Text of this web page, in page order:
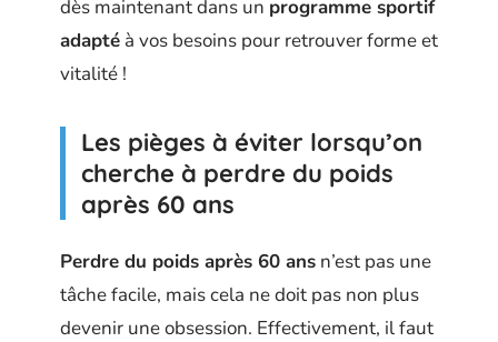
dès maintenant dans un programme sportif
adapté à vos besoins pour retrouver forme et
vitalité !
Les pièges à éviter lorsqu’on
cherche à perdre du poids
après 60 ans
Perdre du poids après 60 ans n’est pas une
tâche facile, mais cela ne doit pas non plus
devenir une obsession. Effectivement, il faut